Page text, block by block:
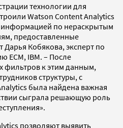
технологии для
Watson Content Analytics
информацией по нераскрытым
предоставленные
Дарья Кобякова, эксперт по
ECM, IBM. – После
фильтров к этим данным,
структуры, c
была найдена важная
сыграла решающую роль
позволяют выявить